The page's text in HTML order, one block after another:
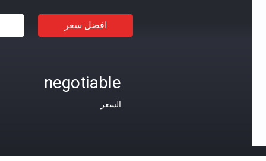
افضل سعر
negotiable
السعر